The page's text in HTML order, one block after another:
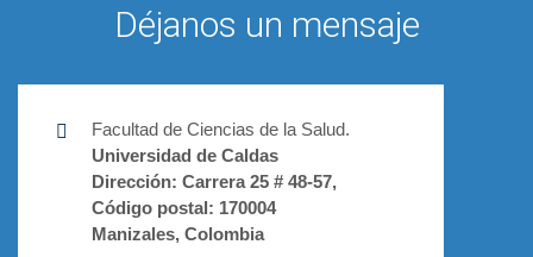
Déjanos un mensaje
Facultad de Ciencias de la Salud.
Universidad de Caldas
Dirección: Carrera 25 # 48-57,
Código postal: 170004
Manizales, Colombia